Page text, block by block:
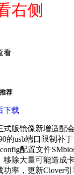
右侧
看
推荐
下载
式版镜像新增适配
的usb端口限制补
配置文件
移除大量可能造成
功率，更新Clover